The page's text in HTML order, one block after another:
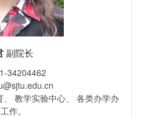
副院长
34204462
教学实验中心、 各类办学办
作。